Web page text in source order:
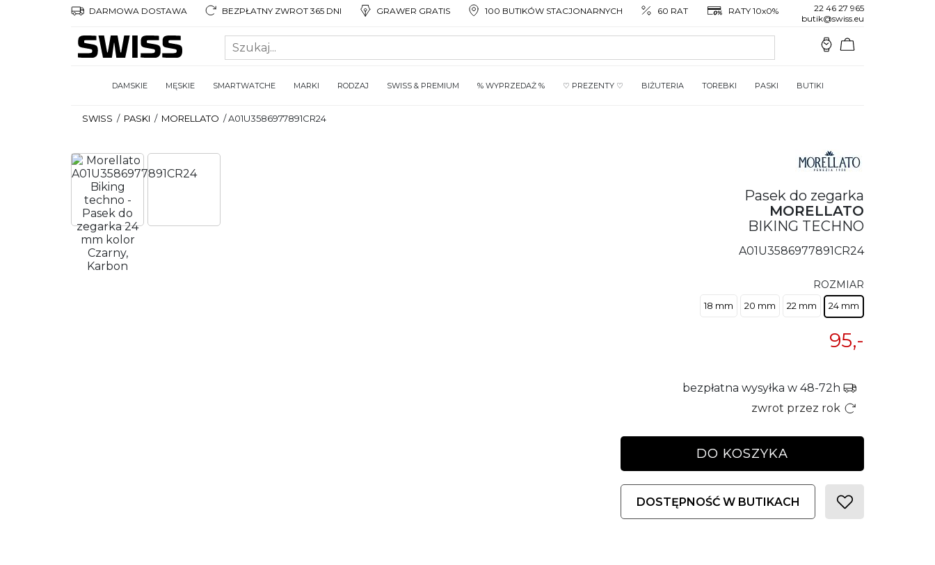
DARMOWA DOSTAWA BEZPŁATNY ZWROT 365 DNI GRAWER GRATIS 100 BUTIKÓW STACJONARNYCH 60 RAT RATY 10x0%
22 46 27 965
butik@swiss.eu
DAMSKIE MĘSKIE SMARTWATCHE MARKI RODZAJ SWISS & PREMIUM % WYPRZEDAŻ % ♡ PREZENTY ♡ BIŻUTERIA TOREBKI PASKI BUTIKI
SWISS / PASKI / MORELLATO /A01U3586977891CR24
Pasek do zegarka
MORELLATO
BIKING TECHNO
A01U3586977891CR24
ROZMIAR
18 mm 20 mm 22 mm 24 mm
95,-
bezpłatna wysyłka w 48-72h
zwrot przez rok
DO KOSZYKA
DOSTĘPNOŚĆ W BUTIKACH